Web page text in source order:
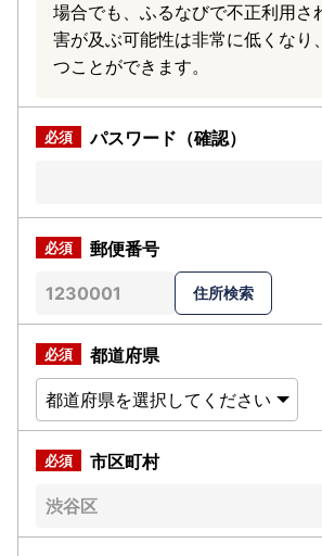
場合でも、ふるなびで不正利用さ
害が及ぶ可能性は非常に低くなり
つことができます。
パスワード（確認）
郵便番号
都道府県
市区町村